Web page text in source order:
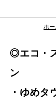
ホー
◎エコ・
ン
・ゆめタ